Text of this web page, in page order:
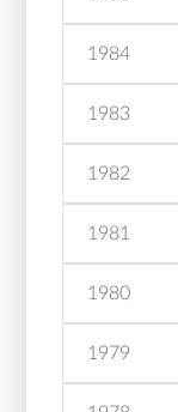
1984
1983
1982
1981
1980
1979